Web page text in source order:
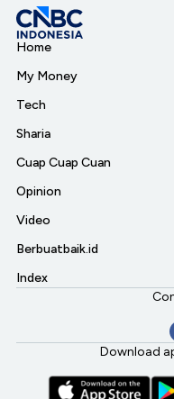
Home
My Money
Tech
Sharia
Cuap Cuap Cuan
Opinion
Video
Berbuatbaik.id
Index
Download